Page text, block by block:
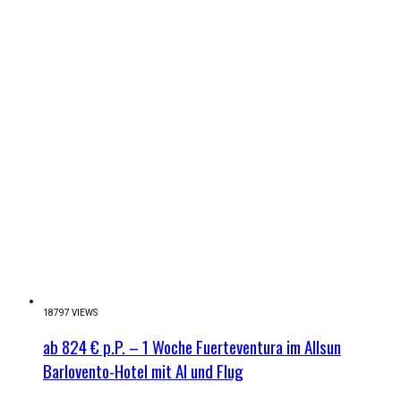
18797 VIEWS
ab 824 € p.P. – 1 Woche Fuerteventura im Allsun
Barlovento-Hotel mit AI und Flug